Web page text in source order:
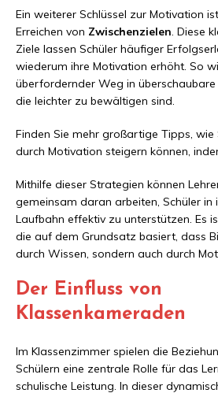
Ein weiterer Schlüssel zur Motivation
Erreichen von Zwischenzielen. Diese
Ziele lassen Schüler häufiger
wiederum ihre Motivation erhöht. So
überfordernder Weg in
die leichter zu bewältigen sind.
Finden Sie mehr großartige Tipps, wie
durch Motivation steigern können,
Mithilfe dieser Strategien können
gemeinsam daran arbeiten, Schüler in
Laufbahn effektiv zu unterstützen. Es
die auf dem Grundsatz basiert, dass
durch Wissen, sondern auch durch
Der Einfluss von
Klassenkameraden
Im Klassenzimmer spielen die
Schülern eine zentrale Rolle für das
schulische Leistung. In dieser